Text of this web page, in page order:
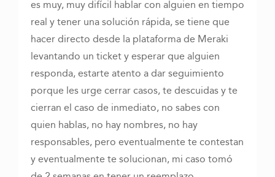
es muy, muy difícil hablar con alguien en tiempo
real y tener una solución rápida, se tiene que
hacer directo desde la plataforma de Meraki
levantando un ticket y esperar que alguien
responda, estarte atento a dar seguimiento
porque les urge cerrar casos, te descuidas y te
cierran el caso de inmediato, no sabes con
quien hablas, no hay nombres, no hay
responsables, pero eventualmente te contestan
y eventualmente te solucionan, mi caso tomó